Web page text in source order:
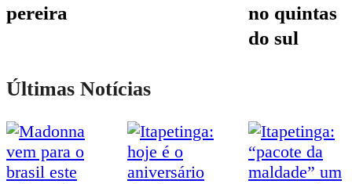
pereira
no quintas
do sul
Últimas Notícias